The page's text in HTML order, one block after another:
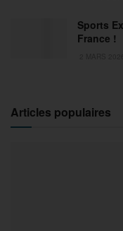
Sports
France !
Articles populaires